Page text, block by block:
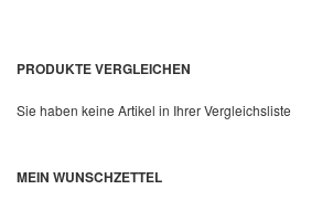
PRODUKTE VERGLEICHEN
Sie haben keine Artikel in Ihrer Vergleichsliste
MEIN WUNSCHZETTEL